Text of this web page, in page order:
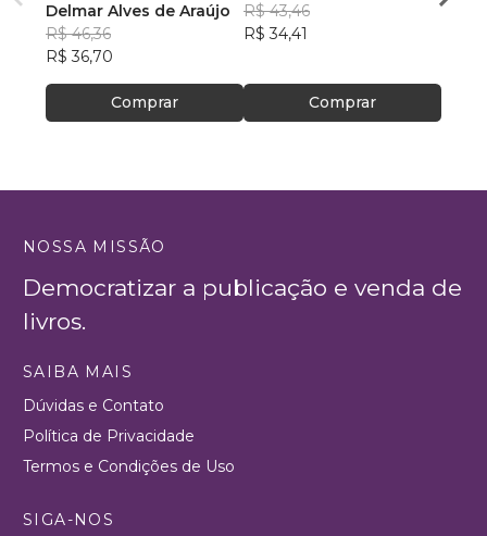
ambiente
Delmar Alves de Araújo
R$ 46,36
R$ 36,70
Comprar
R$ 43,46
R$ 34,41
Comprar
NOSSA MISSÃO
Democratizar a publicação e venda de
livros.
SAIBA MAIS
Dúvidas e Contato
Política de Privacidade
Termos e Condições de Uso
SIGA-NOS